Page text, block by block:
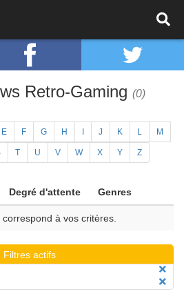
Retro-Gaming (0)
E F G H J K L M
T U V W X Y Z
Degré d'attente Genres
à vos critères.
Filtres actifs